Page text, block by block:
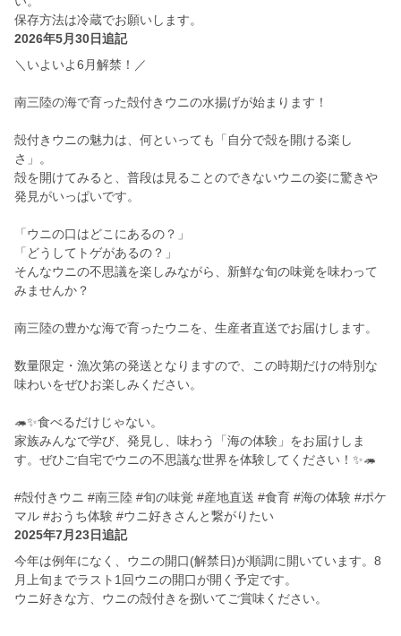
保存方法は冷蔵でお願いします。
2026年5月30日追記
＼いよいよ6月解禁！／
南三陸の海で育った殻付きウニの水揚げが始まります！
殻付きウニの魅力は、何といっても「自分で殻を開ける楽し
さ」。
殻を開けてみると、普段は見ることのできないウニの姿に驚きや
発見がいっぱいです。
「ウニの口はどこにあるの？」
「どうしてトゲがあるの？」
そんなウニの不思議を楽しみながら、新鮮な旬の味覚を味わって
みませんか？
南三陸の豊かな海で育ったウニを、生産者直送でお届けします。
数量限定・漁次第の発送となりますので、この時期だけの特別な
味わいをぜひお楽しみください。
🦔✨食べるだけじゃない。
家族みんなで学び、発見し、味わう「海の体験」をお届けしま
す。ぜひご自宅でウニの不思議な世界を体験してください！✨🦔
#殻付きウニ #南三陸 #旬の味覚 #産地直送 #食育 #海の体験 #ポケ
マル #おうち体験 #ウニ好きさんと繋がりたい
2025年7月23日追記
今年は例年になく、ウニの開口(解禁日)が順調に開いています。8
月上旬までラスト1回ウニの開口が開く予定です。
ウニ好きな方、ウニの殻付きを捌いてご賞味ください。